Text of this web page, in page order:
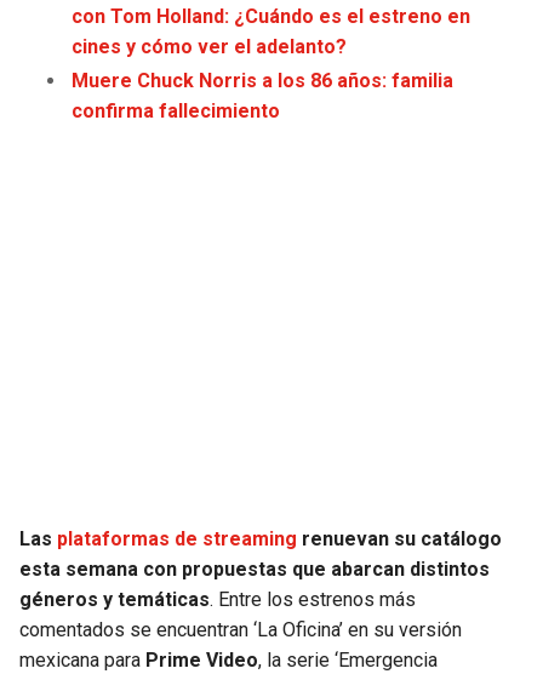
GIANTS
EAGLES
PACKERS
LAKERS
SUNS
TIMBERWOLVES
con Tom Holland: ¿Cuándo es el estreno en
cines y cómo ver el adelanto?
Muere Chuck Norris a los 86 años: familia
confirma fallecimiento
Las plataformas de streaming renuevan su catálogo
esta semana con propuestas que abarcan distintos
géneros y temáticas. Entre los estrenos más
comentados se encuentran ‘La Oficina’ en su versión
mexicana para Prime Video, la serie ‘Emergencia